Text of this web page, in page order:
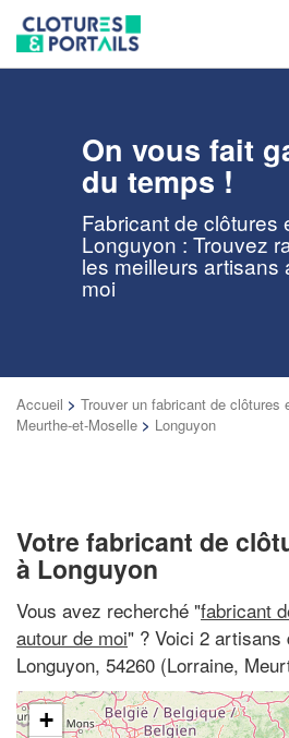
On vous fait
du temps !
Fabricant de clôtures
Longuyon : Trouvez
les meilleurs artisans
moi
Accueil > Trouver un fabricant de clôtures
Meurthe-et-Moselle > Longuyon
Votre fabricant de
à Longuyon
Vous avez recherché "fabricant
autour de moi" ? Voici 2 artisans
Longuyon, 54260 (Lorraine,
+